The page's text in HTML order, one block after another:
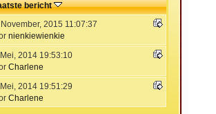
bericht
2015 11:07:37
nienkiewienkie
2014 19:53:10
Charlene
2014 19:51:29
Charlene